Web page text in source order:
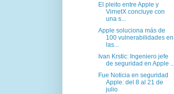
El pleito entre Apple y
VirnetX concluye con
una s...
Apple soluciona más de
100 vulnerabilidades en
las...
Ivan Krstic: Ingeniero jefe
de seguridad en Apple ...
Fue Noticia en seguridad
Apple: del 8 al 21 de
julio